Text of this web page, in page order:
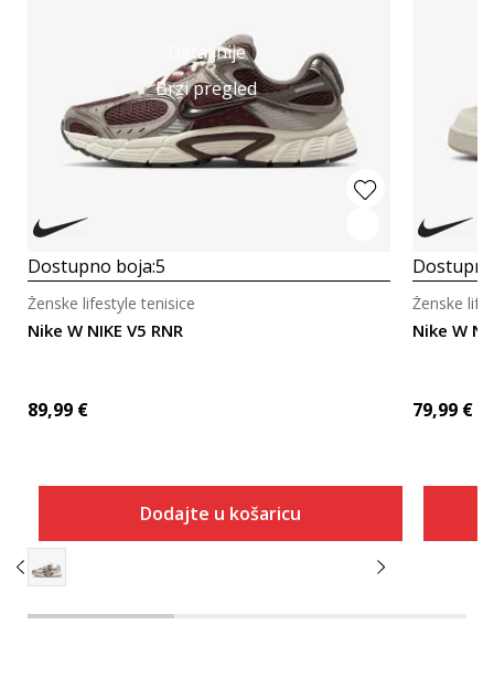
Detaljnije
Brzi pregled
Dostupno boja:5
Nike W NIKE V5 RNR
Ženske lifestyle tenisice
89,99 €
Dodajte u košaricu
Nike W
Ženske
79,99 €